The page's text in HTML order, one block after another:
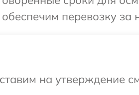
перевозку за
на утверждение